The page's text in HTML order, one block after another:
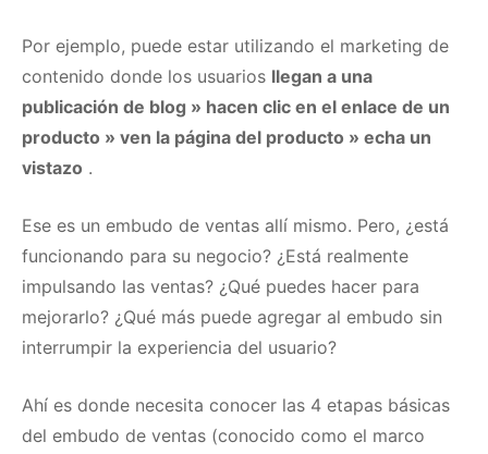
Por ejemplo, puede estar utilizando el marketing de
contenido donde los usuarios llegan a una
publicación de blog » hacen clic en el enlace de un
producto » ven la página del producto » echa un
vistazo .
Ese es un embudo de ventas allí mismo. Pero, ¿está
funcionando para su negocio? ¿Está realmente
impulsando las ventas? ¿Qué puedes hacer para
mejorarlo? ¿Qué más puede agregar al embudo sin
interrumpir la experiencia del usuario?
Ahí es donde necesita conocer las 4 etapas básicas
del embudo de ventas (conocido como el marco